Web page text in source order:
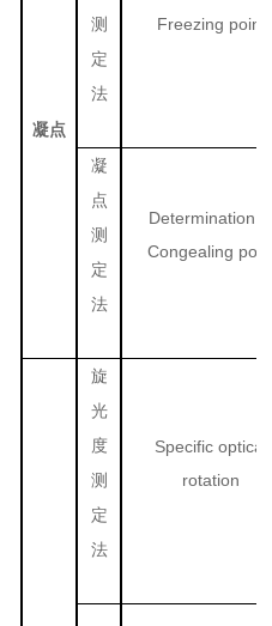
凝点
测
定
法
Freezing point
凝
点
测
定
法
Determination
Congealing
旋
光
度
测
定
法
Specific optical
rotation